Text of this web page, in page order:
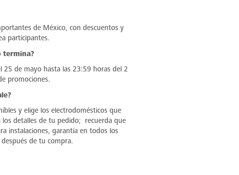
de México, con descuentos y
participantes.
termina?
25 de mayo hasta las 23:59 horas del 2
promociones.
y elige los electrodomésticos que
los detalles de tu pedido; recuerda que
instalaciones, garantía en todos los
de tu compra.